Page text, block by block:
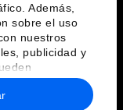
Además,
sobre el uso
nuestros
publicidad y
que les
hayan